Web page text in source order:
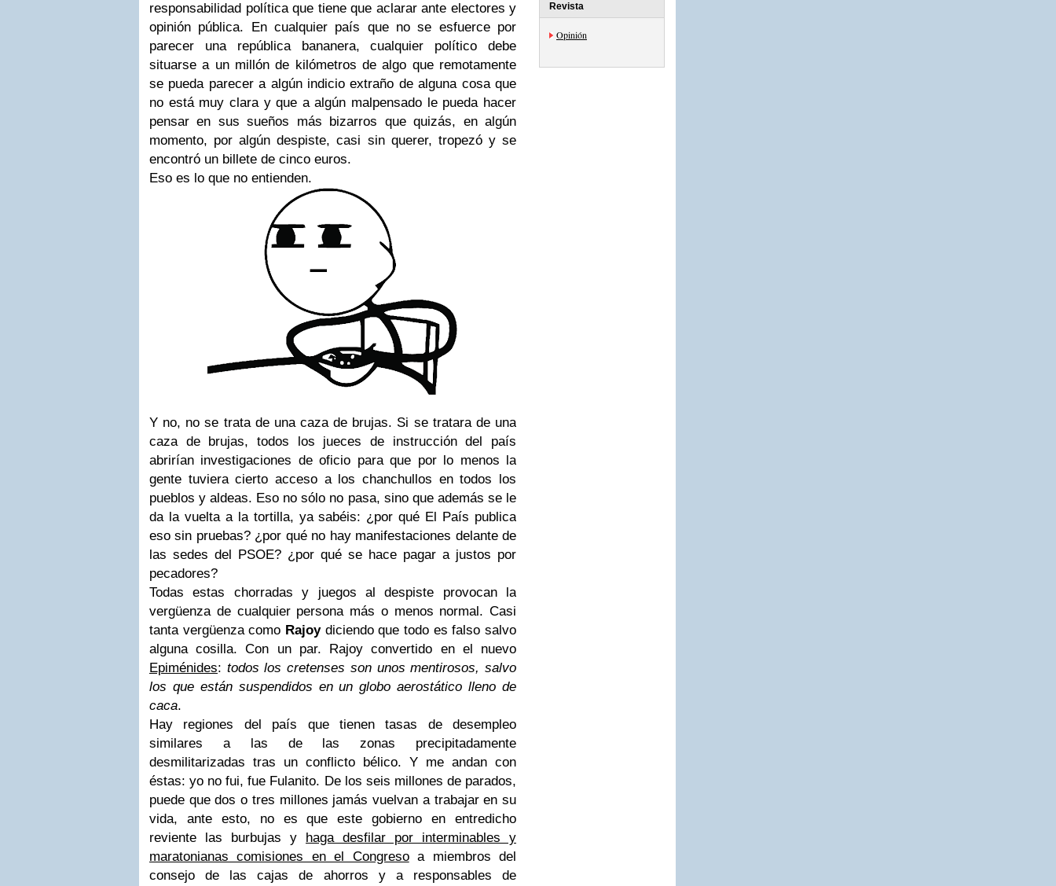
responsabilidad política que tiene que aclarar ante electores y
opinión pública. En cualquier país que no se esfuerce por
parecer una república bananera, cualquier político debe
situarse a un millón de kilómetros de algo que remotamente
se pueda parecer a algún indicio extraño de alguna cosa que
no está muy clara y que a algún malpensado le pueda hacer
pensar en sus sueños más bizarros que quizás, en algún
momento, por algún despiste, casi sin querer, tropezó y se
encontró un billete de cinco euros.
Eso es lo que no entienden.
Y no, no se trata de una caza de brujas. Si se tratara de una
caza de brujas, todos los jueces de instrucción del país
abrirían investigaciones de oficio para que por lo menos la
gente tuviera cierto acceso a los chanchullos en todos los
pueblos y aldeas. Eso no sólo no pasa, sino que además se le
da la vuelta a la tortilla, ya sabéis: ¿por qué El País publica
eso sin pruebas? ¿por qué no hay manifestaciones delante de
las sedes del PSOE? ¿por qué se hace pagar a justos por
pecadores?
Todas estas chorradas y juegos al despiste provocan la
vergüenza de cualquier persona más o menos normal. Casi
tanta vergüenza como Rajoydiciendo que todo es falso salvo
alguna cosilla. Con un par. Rajoy convertido en el nuevo
Epiménides: todos los cretenses son unos mentirosos, salvo
los que están suspendidos en un globo aerostático lleno de
caca.
Hay regiones del país que tienen tasas de desempleo
similares a las de las zonas precipitadamente
desmilitarizadas tras un conflicto bélico. Y me andan con
éstas: yo no fui, fue Fulanito. De los seis millones de parados,
puede que dos o tres millones jamás vuelvan a trabajar en su
vida, ante esto, no es que este gobierno en entredicho
reviente las burbujas y haga desfilar por interminables y
maratonianas comisiones en el Congresoa miembros del
consejo de las cajas de ahorros y a responsables de
Revista
Opinión